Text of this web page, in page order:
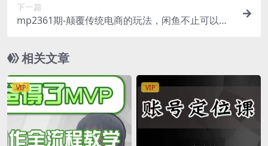
下一篇
mp2361期-颠覆传统电商的玩法，闲鱼不止可以卖
0W【揭秘】(揭秘闲鱼电商新玩法实现年收入20万
元的秘诀)
相关文章
VIP VIP